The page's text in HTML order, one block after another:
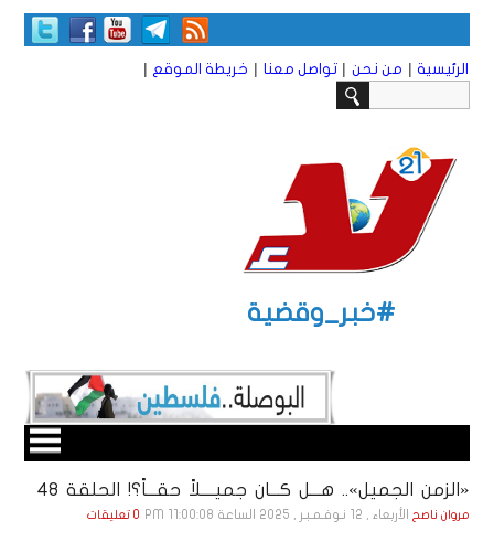
الرئيسية | من نحن | تواصل معنا | خريطة الموقع |
#خبر_وقضية
«الزمن الجميل».. هـــل كـــان جميــــلاً حقـــاً؟! الحلقة ٤٨
مروان ناصح الأربعاء , 12 نـوفـمـبـر , 2025 الساعة 11:00:08 PM 0 تعليقات